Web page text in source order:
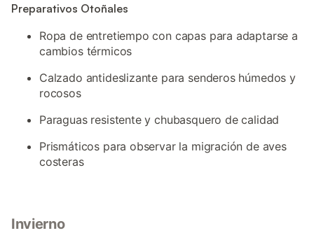
Preparativos Otoñales
Ropa de entretiempo con capas para adaptarse a
cambios térmicos
Calzado antideslizante para senderos húmedos y
rocosos
Paraguas resistente y chubasquero de calidad
Prismáticos para observar la migración de aves
costeras
Invierno